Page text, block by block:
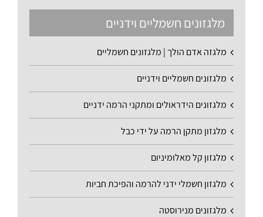
מלגזונים חשמליים וידניים
מלגזה אדם הולך | מלגזונים חשמליים
מלגזונים חשמליים וידניים
מלגזונים הידראולים ומתקני הרמה ידניים
מלגזון מתקן הרמה על ידי כבל
מלגזון קל מאלומיניום
מלגזון חשמלי ידני להרמה והפיכת חביות
מלגזונים מנירוסטה